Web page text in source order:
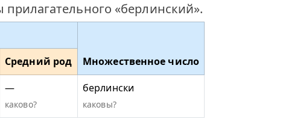
«берлинский».
Множественное число
Средний род
—
каково?
берлински
каковы?